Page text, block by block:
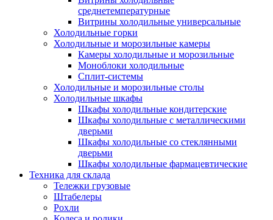
среднетемпературные
Витрины холодильные универсальные
Холодильные горки
Холодильные и морозильные камеры
Камеры холодильные и морозильные
Моноблоки холодильные
Сплит-системы
Холодильные и морозильные столы
Холодильные шкафы
Шкафы холодильные кондитерские
Шкафы холодильные с металлическими
дверьми
Шкафы холодильные со стеклянными
дверьми
Шкафы холодильные фармацевтические
Техника для склада
Тележки грузовые
Штабелеры
Рохли